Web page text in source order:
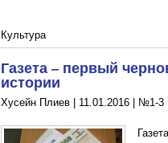
Культура
Газета – первый
истории
Хусейн Плиев | 11.01.2016 №1-3